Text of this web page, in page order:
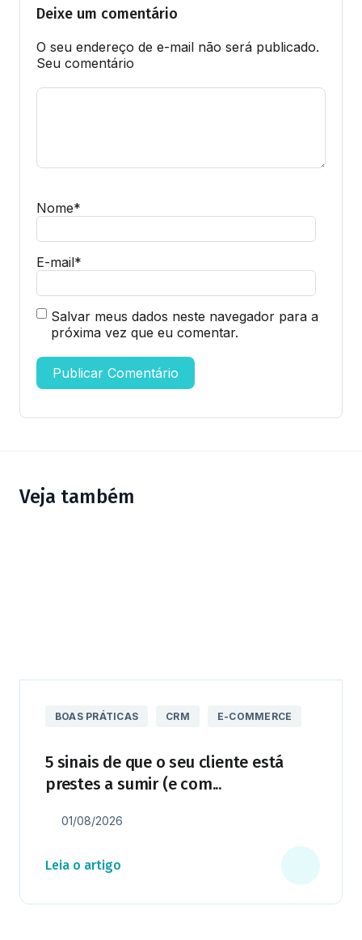
Deixe um comentário
O seu endereço de e-mail não será publicado.
Seu comentário
Nome*
E-mail*
Salvar meus dados neste navegador para a
próxima vez que eu comentar.
Veja também
BOAS PRÁTICAS CRM E-COMMERCE
5 sinais de que o seu cliente está
prestes a sumir (e com...
01/08/2026
Leia o artigo